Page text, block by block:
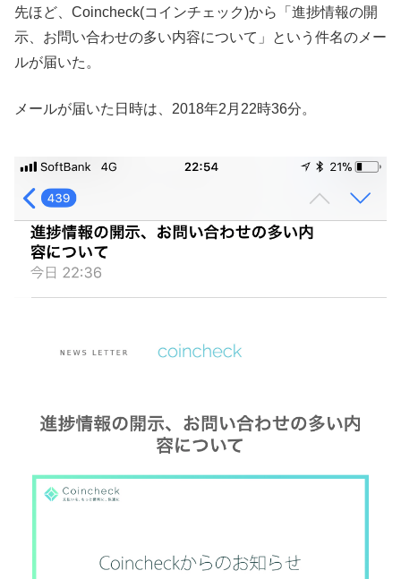
先ほど、Coincheck(コインチェック)から「進捗情報の開
示、お問い合わせの多い内容について」という件名のメー
ルが届いた。
メールが届いた日時は、2018年2月22時36分。